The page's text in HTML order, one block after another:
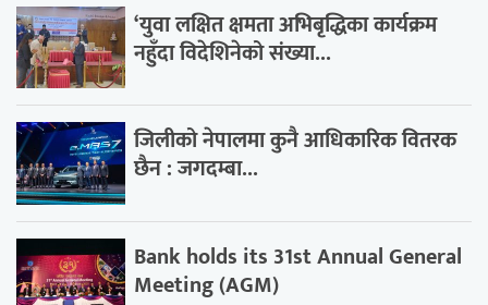
‘युवा लक्षित क्षमता अभिबृद्धिका कार्यक्रम
नहुँदा विदेशिनेको संख्या...
जिलीको नेपालमा कुनै आधिकारिक वितरक
छैन : जगदम्बा...
Bank holds its 31st Annual General
Meeting (AGM)